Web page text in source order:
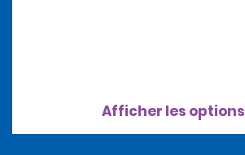
Afficher les options